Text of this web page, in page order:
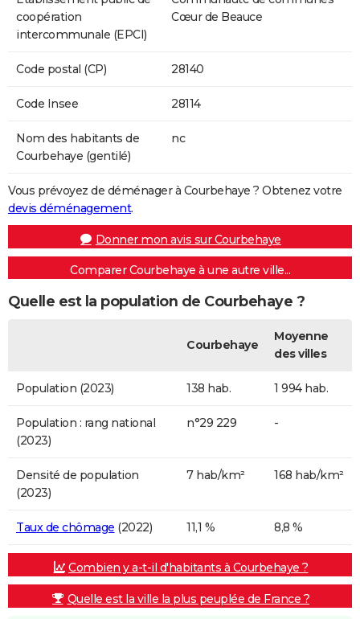
coopération
intercommunale (EPCI)
Cœur de Beauce
Code postal (CP) 28140
Code Insee 28114
Nom des habitants de
Courbehaye (gentilé)
nc
Vous prévoyez de déménager à Courbehaye ? Obtenez votre
devis déménagement.
Donner mon avis sur Courbehaye
Comparer Courbehaye à une autre ville...
Quelle est la population de Courbehaye ?
Courbehaye
Moyenne
des villes
Population (2023) 138 hab. 1 994 hab.
Population : rang national
(2023)
n°29 229 -
Densité de population
(2023)
7 hab/km² 168 hab/km²
Taux de chômage (2022) 11,1 % 8,8 %
Combien y a-t-il d'habitants à Courbehaye ?
Quelle est la ville la plus peuplée de France ?